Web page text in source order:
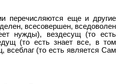
перечисляются еще и другие
всесовершен, вседоволен
нужды), вездесущ (то есть
(то есть знает все, в том
всеблаг (то есть является Сам